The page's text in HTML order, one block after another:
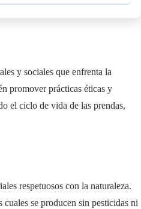
y sociales que enfrenta la
promover prácticas éticas y
el ciclo de vida de las prendas,
respetuosos con la naturaleza.
se producen sin pesticidas ni